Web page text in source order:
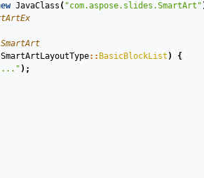
JavaClass ( "com.aspose.slides.SmartArt"
SmartArtLayoutType:: BasicBlockList )
{
);